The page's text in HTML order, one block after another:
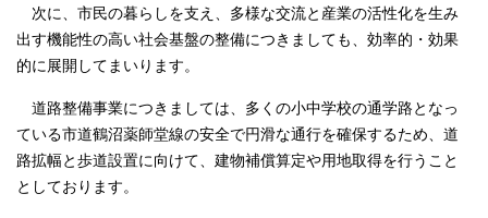
次に、市民の暮らしを支え、多様な交流と産業の活性化を生み
出す機能性の高い社会基盤の整備につきましても、効率的・効果
的に展開してまいります。
道路整備事業につきましては、多くの小中学校の通学路となっ
ている市道鶴沼薬師堂線の安全で円滑な通行を確保するため、道
路拡幅と歩道設置に向けて、建物補償算定や用地取得を行うこと
としております。